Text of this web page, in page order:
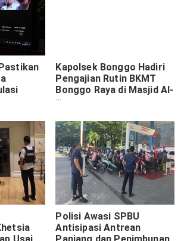
Kapolsek Bonggo Hadiri
Pengajian Rutin BKMT
Bonggo Raya di Masjid Al-
Muhajirin Kiren SP1
Usai
Polisi Awasi SPBU
Antisipasi Antrean
Panjang dan Penimbunan